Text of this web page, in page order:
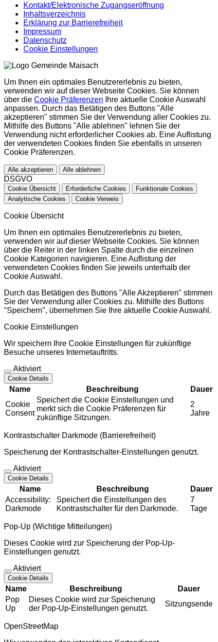
Kontakt/Elektronische Zugangseröffnung
Inhaltsverzeichnis
Erklärung zur Barrierefreiheit
Impressum
Datenschutz
Cookie Einstellungen
Um Ihnen ein optimales Benutzererlebnis zu bieten,
verwenden wir auf dieser Webseite Cookies. Sie können
über die Cookie Präferenzen Ihre aktuelle Cookie Auswahl
anpassen. Durch das Betätigen des Buttons "Alle
akzeptieren" stimmen Sie der Verwendung aller Cookies zu.
Mithilfe des Buttons "Alle ablehnen" lehnen Sie der
Verwendung nicht erforderlicher Cookies ab. Eine Auflistung
der verwendeten Cookies finden Sie ebenfalls in unseren
Cookie Präferenzen.
Alle akzeptieren Alle ablehnen
DSGVO
Cookie Übersicht Erforderliche Cookies
Funktionale Cookies
Analytische Cookies
Cookie Verweis
Cookie Übersicht
Um Ihnen ein optimales Benutzererlebnis zu bieten,
verwenden wir auf dieser Webseite Cookies. Sie können
über die Reiter in der linken Spalte durch die einzelnen
Cookie Kategorien navigieren. Eine Auflistung der
verwendeten Cookies finden Sie jeweils unterhalb der
Cookie Auswahl.
Durch das Betätigen des Buttons "Alle Akzeptieren" stimmen
Sie der Verwendung aller Cookies zu. Mithilfe des Buttons
"Speichern", übernehmen Sie Ihre aktuelle Cookie Auswahl.
Cookie Einstellungen
Wir speichern Ihre Cookie Einstellungen für zukünftige
Besuche unseres Internetauftritts.
Aktiviert
Cookie Details
Name Beschreibung
Dauer
Cookie
Consent
Speichert die Cookie Einstellungen und
merkt sich die Cookie Präferenzen für
zukünftige Sitzungen.
2
Jahre
Kontrastschalter Darkmode (Barrierefreiheit)
Speicherung der Kontrastschalter-Einstellungen genutzt.
Aktiviert
Cookie Details
Name Beschreibung
Dauer
Accessibility:
Darkmode
Speichert die Einstellungen des
Kontrastschalter für den Darkmode.
7
Tage
Pop-Up (Wichtige Mitteilungen)
Dieses Cookie wird zur Speicherung der Pop-Up-
Einstellungen genutzt.
Aktiviert
Cookie Details
Name Beschreibung
Dauer
Pop
Up
Dieses Cookie wird zur Speicherung
der Pop-Up-Einstellungen genutzt.
Sitzungsende
OpenStreetMap